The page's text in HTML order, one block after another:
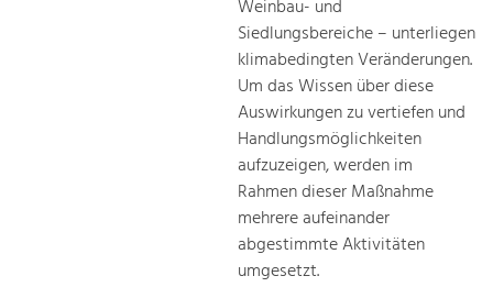
Weinbau- und
Siedlungsbereiche – unterliegen
klimabedingten Veränderungen.
Um das Wissen über diese
Auswirkungen zu vertiefen und
Handlungsmöglichkeiten
aufzuzeigen, werden im
Rahmen dieser Maßnahme
mehrere aufeinander
abgestimmte Aktivitäten
umgesetzt.